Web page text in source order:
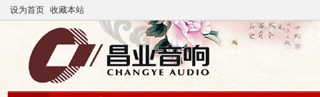
设为首页 收藏本站